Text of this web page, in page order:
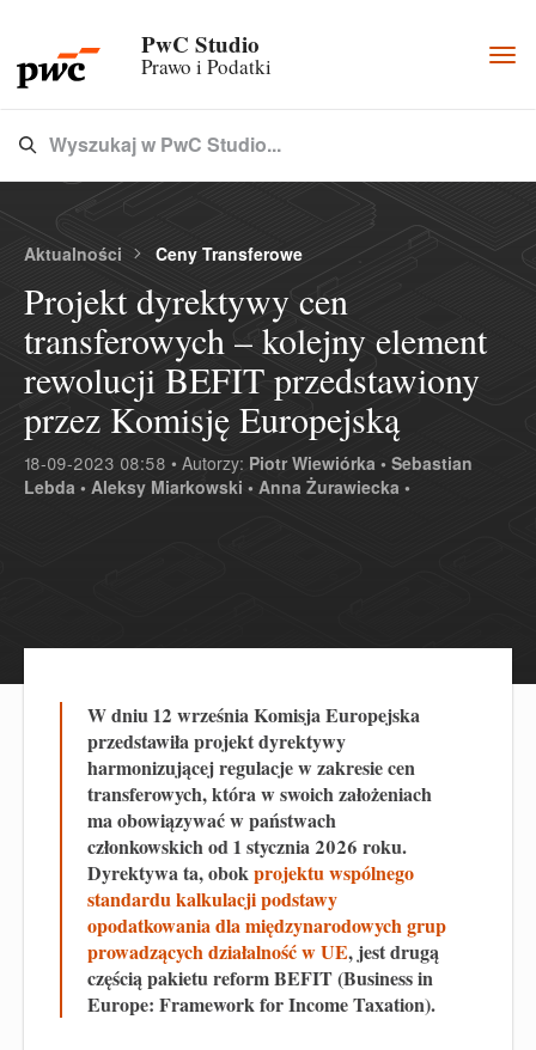
PwC Studio
Prawo i Podatki
Type 3 or more characters for results.
Wyszukaj w PwC Studio...
Aktualności Ceny Transferowe
Projekt dyrektywy cen
transferowych – kolejny element
rewolucji BEFIT przedstawiony
przez Komisję Europejską
18-09-2023 08:58 • Autorzy: Piotr Wiewiórka • Sebastian
Lebda • Aleksy Miarkowski • Anna Żurawiecka •
W dniu 12 września Komisja Europejska
przedstawiła projekt dyrektywy
harmonizującej regulacje w zakresie cen
transferowych, która w swoich założeniach
ma obowiązywać w państwach
członkowskich od 1 stycznia 2026 roku.
Dyrektywa ta, obokprojektu wspólnego
standardu kalkulacji podstawy
opodatkowania dla międzynarodowych grup
prowadzących działalność w UE, jest drugą
częścią pakietu reform BEFIT (Business in
Europe: Framework for Income Taxation).